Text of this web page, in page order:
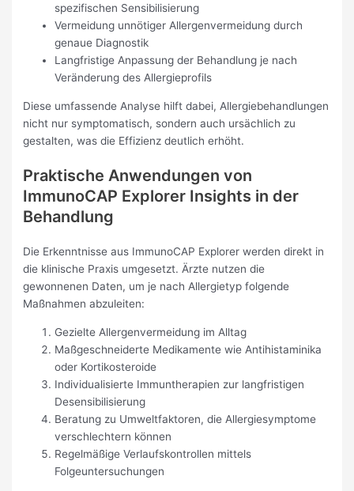
spezifischen Sensibilisierung
Vermeidung unnötiger Allergenvermeidung durch
genaue Diagnostik
Langfristige Anpassung der Behandlung je nach
Veränderung des Allergieprofils
Diese umfassende Analyse hilft dabei, Allergiebehandlungen
nicht nur symptomatisch, sondern auch ursächlich zu
gestalten, was die Effizienz deutlich erhöht.
Praktische Anwendungen von
ImmunoCAP Explorer Insights in der
Behandlung
Die Erkenntnisse aus ImmunoCAP Explorer werden direkt in
die klinische Praxis umgesetzt. Ärzte nutzen die
gewonnenen Daten, um je nach Allergietyp folgende
Maßnahmen abzuleiten:
Gezielte Allergenvermeidung im Alltag
Maßgeschneiderte Medikamente wie Antihistaminika
oder Kortikosteroide
Individualisierte Immuntherapien zur langfristigen
Desensibilisierung
Beratung zu Umweltfaktoren, die Allergiesymptome
verschlechtern können
Regelmäßige Verlaufskontrollen mittels
Folgeuntersuchungen